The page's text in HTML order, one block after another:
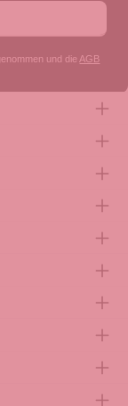
und die AGB